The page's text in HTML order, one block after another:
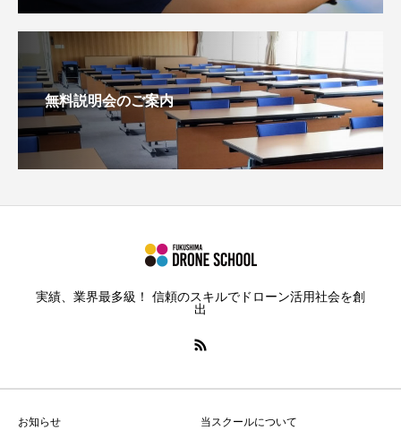
無料説明会のご案内
実績、業界最多級！ 信頼のスキルでドローン活用社会を創
出
お知らせ 当スクールについて